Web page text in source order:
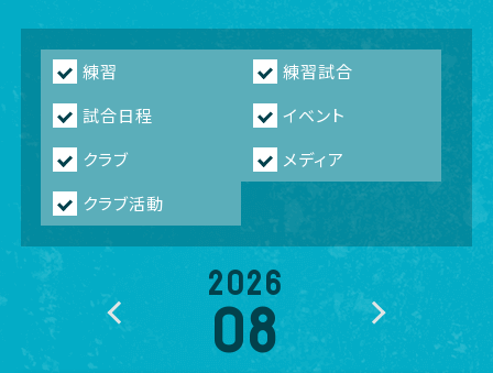
練習
練習試合
試合日程
イベント
クラブ
メディア
クラブ活動
2026
08